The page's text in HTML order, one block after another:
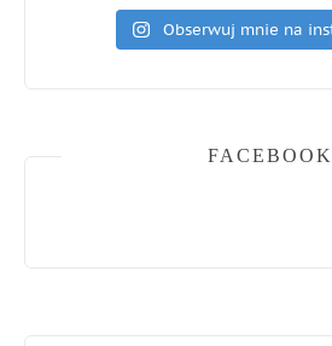
Obserwuj mnie na
FACEBOOK